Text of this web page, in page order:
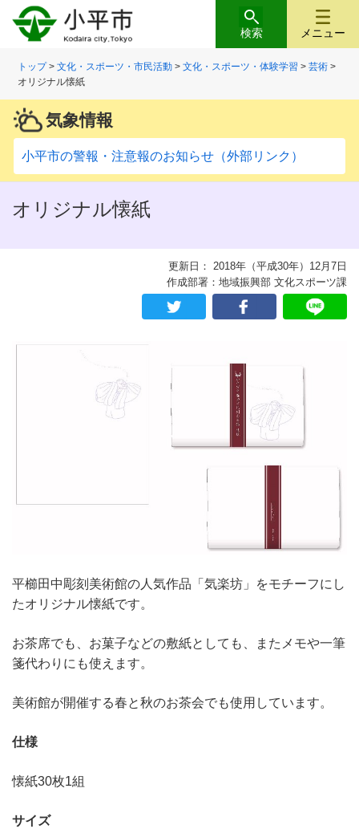
メニュー
検索
トップ>文化・スポーツ・市民活動 >文化・スポーツ・体験学習 >芸術 >
オリジナル懐紙
気象情報
小平市の警報・注意報のお知らせ（外部リンク）
オリジナル懐紙
更新日： 2018年（平成30年）12月7日
作成部署：地域振興部 文化スポーツ課
平櫛田中彫刻美術館の人気作品「気楽坊」をモチーフにし
たオリジナル懐紙です。
お茶席でも、お菓子などの敷紙としても、またメモや一筆
箋代わりにも使えます。
美術館が開催する春と秋のお茶会でも使用しています。
仕様
懐紙30枚1組
サイズ